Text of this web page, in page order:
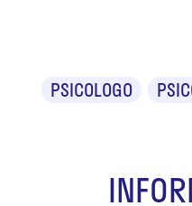
PSICOLOGO